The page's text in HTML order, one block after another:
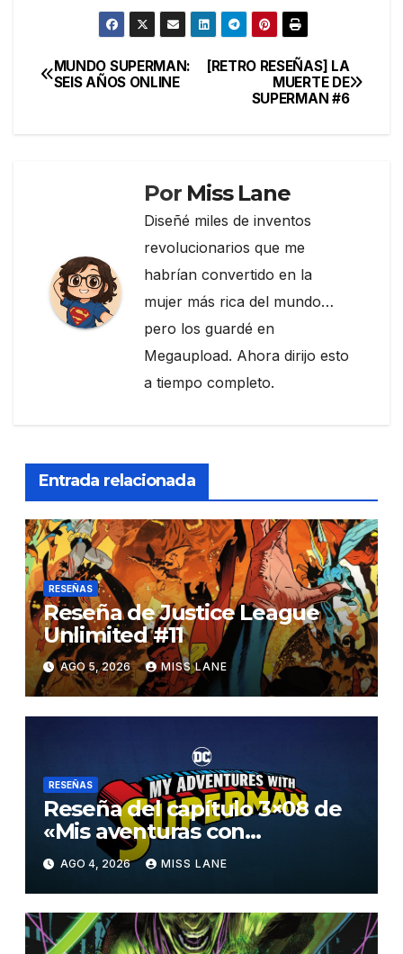
e
b
itt
er
e
gr
a
m
p
Navegación
[RETRO RESEÑAS] LA
MUERTE DE
SUPERMAN #6
MUNDO SUPERMAN:
SEIS AÑOS ONLINE
Por Miss Lane
Diseñé miles de inventos
revolucionarios que me
habrían convertido en la
mujer más rica del mundo…
pero los guardé en
Megaupload. Ahora dirijo esto
a tiempo completo.
Entrada relacionada
RESEÑAS
Reseña de Justice League
Unlimited #11
AGO 5, 2026 MISS LANE
RESEÑAS
Reseña del capítulo 3×08 de
«Mis aventuras con
Superman»
AGO 4, 2026 MISS LANE